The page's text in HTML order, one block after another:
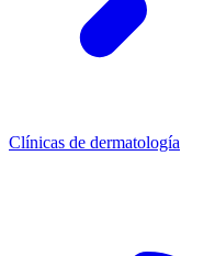
Clínicas de dermatología